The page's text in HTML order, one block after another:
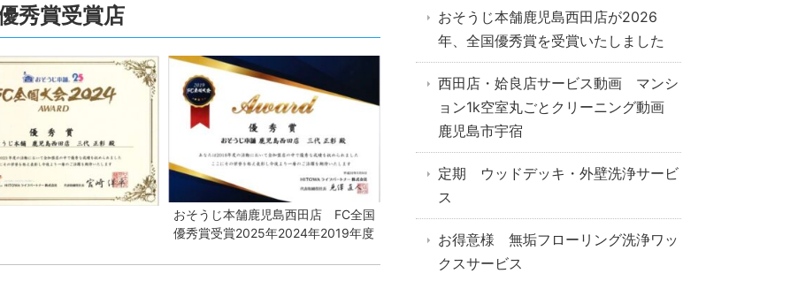
秀賞受賞店
おそうじ本舗鹿児島西田店 FC全国
優秀賞受賞2025年2024年2019年度
おそうじ本舗鹿児島西田店が2026
年、全国優秀賞を受賞いたしました
西田店・姶良店サービス動画 マンシ
ョン1k空室丸ごとクリーニング動画
鹿児島市宇宿
定期 ウッドデッキ・外壁洗浄サービ
ス
お得意様 無垢フローリング洗浄ワッ
クスサービス